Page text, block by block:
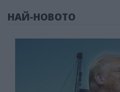
НАЙ-НОВОТО